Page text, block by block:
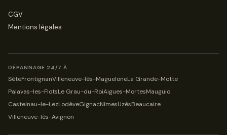
CGV
Mentions légales
DÉPANNAGE 24/7 À
SèteFrontignanVilleneuve-lès-MagueloneLa Grande-Motte
Palavas-les-FlotsLe Grau-du-RoiAigues-MortesMauguio
Castelnau-le-LezLodèveGignacNîmesUzèsBeaucaire
Villeneuve-lès-Avignon